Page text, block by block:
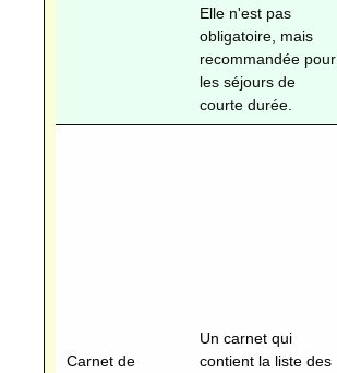
Elle n'est pas
obligatoire, mais
recommandée pour
les séjours de
courte durée.
Carnet de
Un carnet qui
contient la liste des